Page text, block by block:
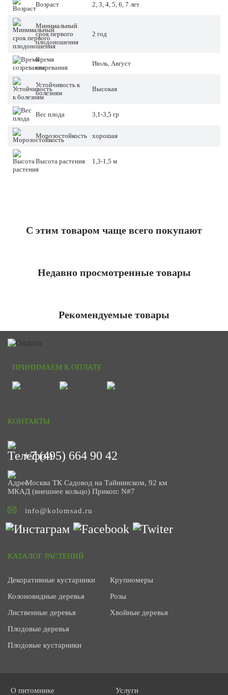
Возраст 2, 3, 4, 5, 6, 7 лет
Минимальный
срок первого
плодоношения
2 год
Время
созревания
Июль, Август
Устойчивость к
болезням
Высокая
Вес плода 3,1-3,5 гр
Морозостойкость хорошая
Высота растения 1,3-1,5 м
С этим товаром чаще всего покупают
Недавно просмотренные товары
Рекомендуемые товары
ПРИНИМАЕМ К ОПЛАТЕ
КОНТАКТЫ
+7 (495) 664 90 42
Москва ТК Садовод на Тайнинском, 92 км
МКАД (внешнее кольцо) Прикоп: N#7
info@kolomsad.ru
КАТАЛОГ РАСТЕНИЙ
Декоративные кустарники
Колоновидные деревья
Лиственные деревья
Плодовые деревья
Плодовые кустарники
Крупномеры
Розы
Хвойные деревья
О питомнике Услуги